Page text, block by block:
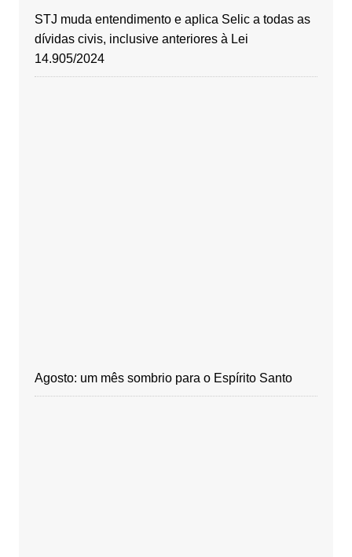
STJ muda entendimento e aplica Selic a todas as
dívidas civis, inclusive anteriores à Lei
14.905/2024
Agosto: um mês sombrio para o Espírito Santo